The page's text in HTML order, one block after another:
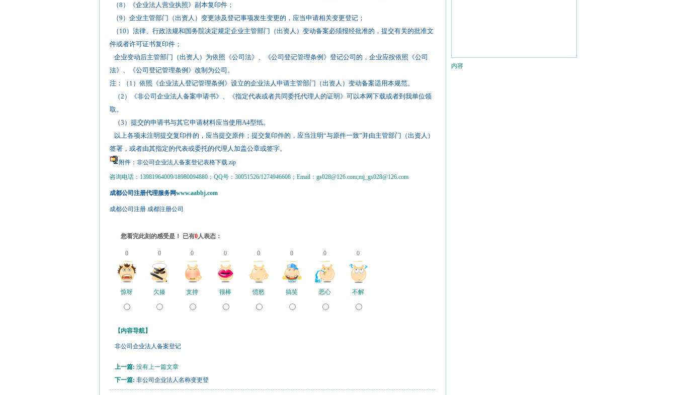
（8）《企业法人营业执照》副本复印件；
（9）企业主管部门（出资人）变更涉及登记事项发生变更的，应当申请相关变更登记；
（10）法律、行政法规和国务院决定规定企业主管部门（出资人）变动备案必须报经批准的，提交有关的批准文
件或者许可证书复印件；
企业变动后主管部门（出资人）为依照《公司法》、《公司登记管理条例》登记公司的，企业应按依照《公司
法》、《公司登记管理条例》改制为公司。
注：（1）依照《企业法人登记管理条例》设立的企业法人申请主管部门（出资人）变动备案适用本规范。
（2）《非公司企业法人备案申请书》、《指定代表或者共同委托代理人的证明》可以本网下载或者到我单位领
取。
（3）提交的申请书与其它申请材料应当使用A4型纸。
以上各项未注明提交复印件的，应当提交原件；提交复印件的，应当注明“与原件一致”并由主管部门（出资人）
签署，或者由其指定的代表或委托的代理人加盖公章或签字。
附件：非公司企业法人备案登记表格下载.zip
咨询电话：13981964009/18980094880；QQ号：30051526/1274946608；Email：gs028@126.com;mj_gs028@126.com
成都公司注册代理服务网www.aabbj.com
成都公司注册 成都注册公司
您看完此刻的感受是！ 已有0人表态：
0 0 0 0 0 0 0 0
惊呀 欠揍 支持 很棒 愤怒 搞笑 恶心 不解
【内容导航】
非公司企业法人备案登记
上一篇: 没有上一篇文章
下一篇: 非公司企业法人名称变更登
内容